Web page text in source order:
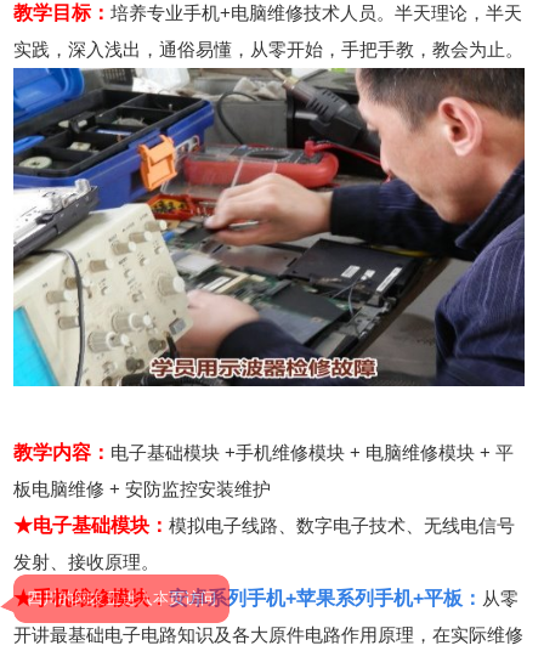
教学目标：培养专业手机+电脑维修技术人员。半天理论，半天
实践，深入浅出，通俗易懂，从零开始，手把手教，教会为止。
教学内容： 电子基础模块 +手机维修模块 + 电脑维修模块 + 平
板电脑维修 + 安防监控安装维护
★电子基础模块：模拟电子线路、数字电子技术、无线电信号
发射、接收原理。
★手机维修模块：安卓系列手机+苹果系列手机+平板： 从零
开讲最基础电子电路知识及各大原件电路作用原理，在实际维修
四川的网友正进入本页访问